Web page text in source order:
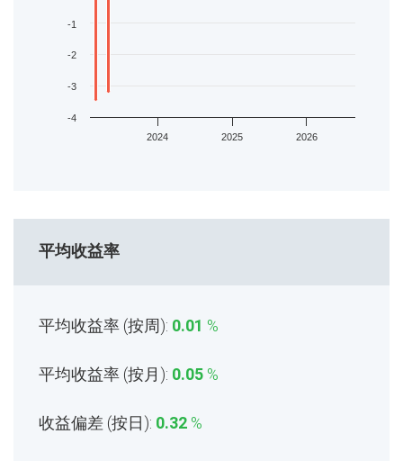
2024 2025 2026
-4
-3
-2
-1
平均收益率
平均收益率 (按周): 0.01 %
平均收益率 (按月): 0.05 %
收益偏差 (按日): 0.32 %